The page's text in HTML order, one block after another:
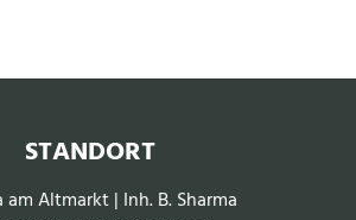
STANDORT
am Altmarkt | Inh. B. Sharma